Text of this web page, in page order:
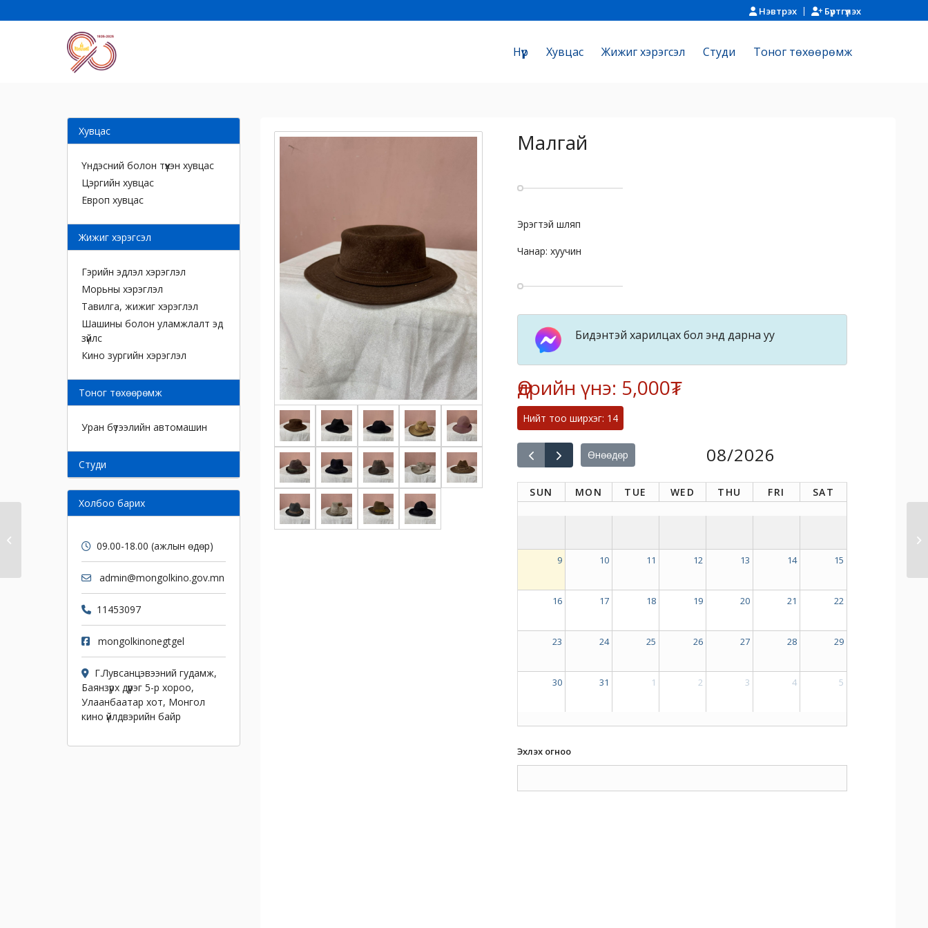
Нэвтрэх Бүртгүүлэх
Нүүр Хувцас Жижиг хэрэгсэл Cтуди Тоног төхөөрөмж
Малгай
Эрэгтэй шляп
Чанар: хуучин
Бидэнтэй харилцах бол энд дарна уу
Өдрийн үнэ: 5,000₮
Нийт тоо ширхэг: 14
Өнөөдөр 08/2026
SUN MON TUE WED THU FRI SAT
9 10 11 12 13 14 15
16 17 18 19 20 21 22
23 24 25 26 27 28 29
30 31 1 2 3 4 5
Эхлэх огноо
Хувцас
Үндэсний болон түүхэн хувцас
Цэргийн хувцас
Европ хувцас
Жижиг хэрэгсэл
Гэрийн эдлэл хэрэглэл
Морьны хэрэглэл
Тавилга, жижиг хэрэглэл
Шашины болон уламжлалт эд
зүйлс
Кино зургийн хэрэглэл
Тоног төхөөрөмж
Уран бүтээлийн автомашин
Cтуди
Холбоо барих
09.00-18.00 (ажлын өдөр)
admin@mongolkino.gov.mn
11453097
mongolkinonegtgel
Г.Лувсанцэвээний гудамж,
Баянзүрх дүүрэг 5-р хороо,
Улаанбаатар хот, Монгол
кино үйлдвэрийн байр